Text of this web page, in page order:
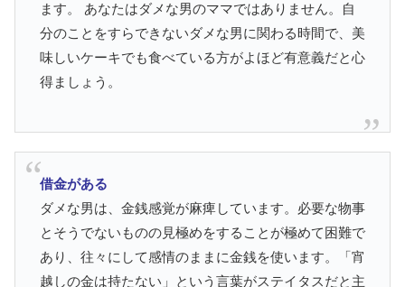
ます。 あなたはダメな男のママではありません。自
分のことをすらできないダメな男に関わる時間で、美
味しいケーキでも食べている方がよほど有意義だと心
得ましょう。
借金がある
ダメな男は、金銭感覚が麻痺しています。必要な物事
とそうでないものの見極めをすることが極めて困難で
あり、往々にして感情のままに金銭を使います。「宵
越しの金は持たない」という言葉がステイタスだと主